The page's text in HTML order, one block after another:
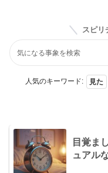
スピリ
人気のキーワード: 見た
目覚ま
ュアル